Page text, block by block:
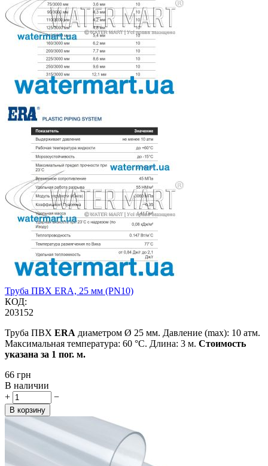
Труба ПВХ ERA, 25 мм (PN10)
КОД:
203152
Труба ПВХ ERA диаметром Ø 25 мм. Давление (max): 10 атм.
Максимальная температура: 60 °C. Длина: 3 м. Стоимость
указана за 1 пог. м.
‍66‍ грн
В наличии
+
−
В корзину